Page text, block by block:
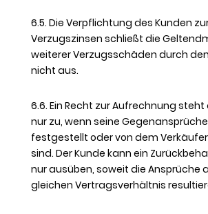
6.5. Die Verpflichtung des Kunden
Verzugszinsen schließt die
weiterer Verzugsschäden durch
nicht aus.
6.6. Ein Recht zur Aufrechnung
nur zu, wenn seine
festgestellt oder von dem
sind. Der Kunde kann ein
nur ausüben, soweit die Ansprüche
gleichen Vertragsverhältnis